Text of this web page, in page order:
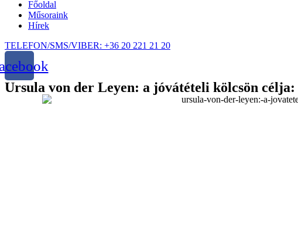
Főoldal
Műsoraink
Hírek
TELEFON/SMS/VIBER: +36 20 221 21 20
Ursula von der Leyen: a jóvátételi kölcsön